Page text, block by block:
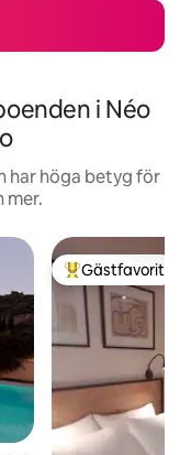
i Néo
har höga betyg för
mer.
Populär
Gästfavorit